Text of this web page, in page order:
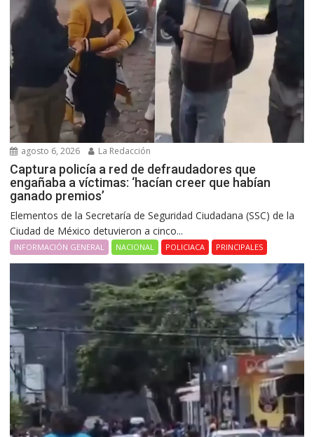
agosto 6, 2026 La Redacción
Captura policía a red de defraudadores que
engañaba a víctimas: ‘hacían creer que habían
ganado premios’
Elementos de la Secretaría de Seguridad Ciudadana (SSC) de la
Ciudad de México detuvieron a cinco...
INFORMACIÓN GENERAL NACIONAL POLICIACA PRINCIPALES